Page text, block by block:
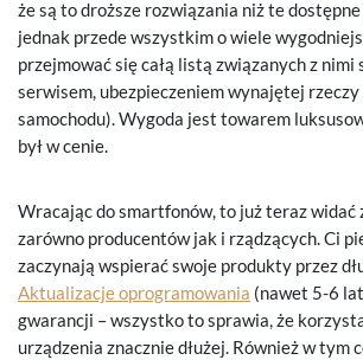
że są to droższe rozwiązania niż te dostępne
jednak przede wszystkim o wiele
przejmować się całą listą związanych z nimi
serwisem, ubezpieczeniem wynajętej rzeczy
samochodu). Wygoda jest towarem
był w cenie.
Wracając do smartfonów, to już teraz widać
zarówno producentów jak i rządzących. Ci
zaczynają wspierać swoje produkty przez
Aktualizacje oprogramowania (nawet 5-6
gwarancji – wszystko to sprawia, że
urządzenia znacznie dłużej. Również w tym